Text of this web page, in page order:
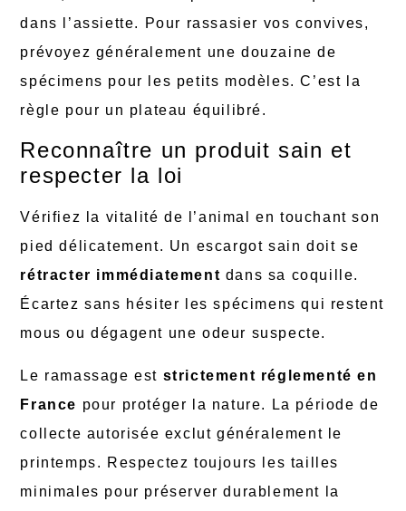
dans l’assiette. Pour rassasier vos convives,
prévoyez généralement une douzaine de
spécimens pour les petits modèles. C’est la
règle pour un plateau équilibré.
Reconnaître un produit sain et
respecter la loi
Vérifiez la vitalité de l’animal en touchant son
pied délicatement. Un escargot sain doit se
rétracter immédiatement dans sa coquille.
Écartez sans hésiter les spécimens qui restent
mous ou dégagent une odeur suspecte.
Le ramassage est strictement réglementé en
France pour protéger la nature. La période de
collecte autorisée exclut généralement le
printemps. Respectez toujours les tailles
minimales pour préserver durablement la